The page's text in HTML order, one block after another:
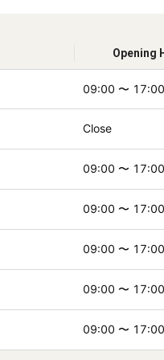
Opening
09:00 〜 17:00
Close
09:00 〜 17:00
09:00 〜 17:00
09:00 〜 17:00
09:00 〜 17:00
09:00 〜 17:00